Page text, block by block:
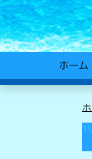
ホーム